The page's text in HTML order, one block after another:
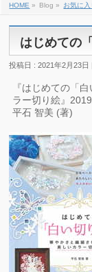
HOME » Blog » お気に
はじめての
投稿日 : 2021年2月23日
『はじめての「
ラー切り絵』
平石 智美 (著)